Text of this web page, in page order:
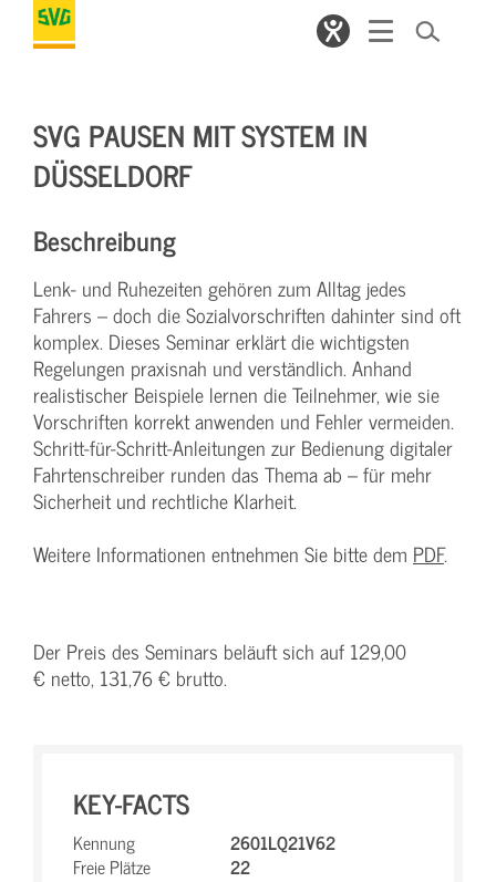
SVG PAUSEN MIT SYSTEM IN
DÜSSELDORF
Beschreibung
Lenk- und Ruhezeiten gehören zum Alltag jedes
Fahrers – doch die Sozialvorschriften dahinter sind oft
komplex. Dieses Seminar erklärt die wichtigsten
Regelungen praxisnah und verständlich. Anhand
realistischer Beispiele lernen die Teilnehmer, wie sie
Vorschriften korrekt anwenden und Fehler vermeiden.
Schritt-für-Schritt-Anleitungen zur Bedienung digitaler
Fahrtenschreiber runden das Thema ab – für mehr
Sicherheit und rechtliche Klarheit.
Weitere Informationen entnehmen Sie bitte dem PDF.
Der Preis des Seminars beläuft sich auf 129,00
€ netto, 131,76 € brutto.
KEY-FACTS
Kennung
2601LQ21V62
Freie Plätze
22